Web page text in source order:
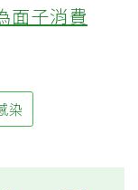
面子消費
染